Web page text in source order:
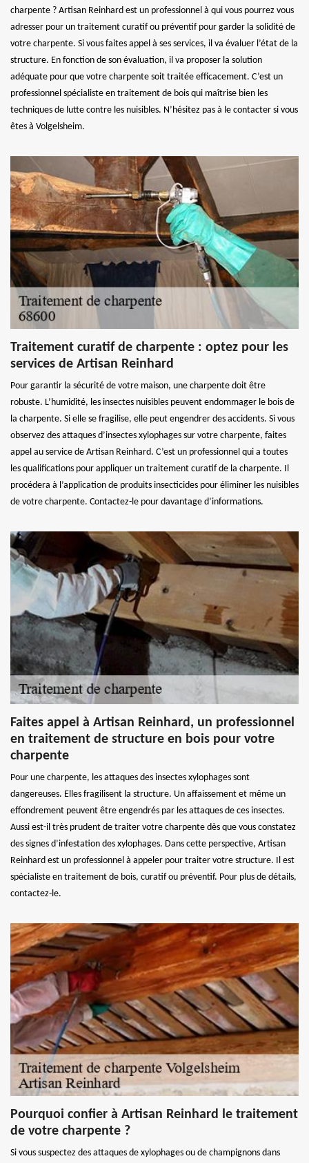
charpente ? Artisan Reinhard est un professionnel à qui vous pourrez vous
adresser pour un traitement curatif ou préventif pour garder la solidité de
votre charpente. Si vous faites appel à ses services, il va évaluer l’état de la
structure. En fonction de son évaluation, il va proposer la solution
adéquate pour que votre charpente soit traitée efficacement. C’est un
professionnel spécialiste en traitement de bois qui maîtrise bien les
techniques de lutte contre les nuisibles. N’hésitez pas à le contacter si vous
êtes à Volgelsheim.
Traitement curatif de charpente : optez pour les
services de Artisan Reinhard
Pour garantir la sécurité de votre maison, une charpente doit être
robuste. L’humidité, les insectes nuisibles peuvent endommager le bois de
la charpente. Si elle se fragilise, elle peut engendrer des accidents. Si vous
observez des attaques d’insectes xylophages sur votre charpente, faites
appel au service de Artisan Reinhard. C’est un professionnel qui a toutes
les qualifications pour appliquer un traitement curatif de la charpente. Il
procédera à l’application de produits insecticides pour éliminer les nuisibles
de votre charpente. Contactez-le pour davantage d’informations.
Faites appel à Artisan Reinhard, un professionnel
en traitement de structure en bois pour votre
charpente
Pour une charpente, les attaques des insectes xylophages sont
dangereuses. Elles fragilisent la structure. Un affaissement et même un
effondrement peuvent être engendrés par les attaques de ces insectes.
Aussi est-il très prudent de traiter votre charpente dès que vous constatez
des signes d’infestation des xylophages. Dans cette perspective, Artisan
Reinhard est un professionnel à appeler pour traiter votre structure. Il est
spécialiste en traitement de bois, curatif ou préventif. Pour plus de détails,
contactez-le.
Pourquoi confier à Artisan Reinhard le traitement
de votre charpente ?
Si vous suspectez des attaques de xylophages ou de champignons dans